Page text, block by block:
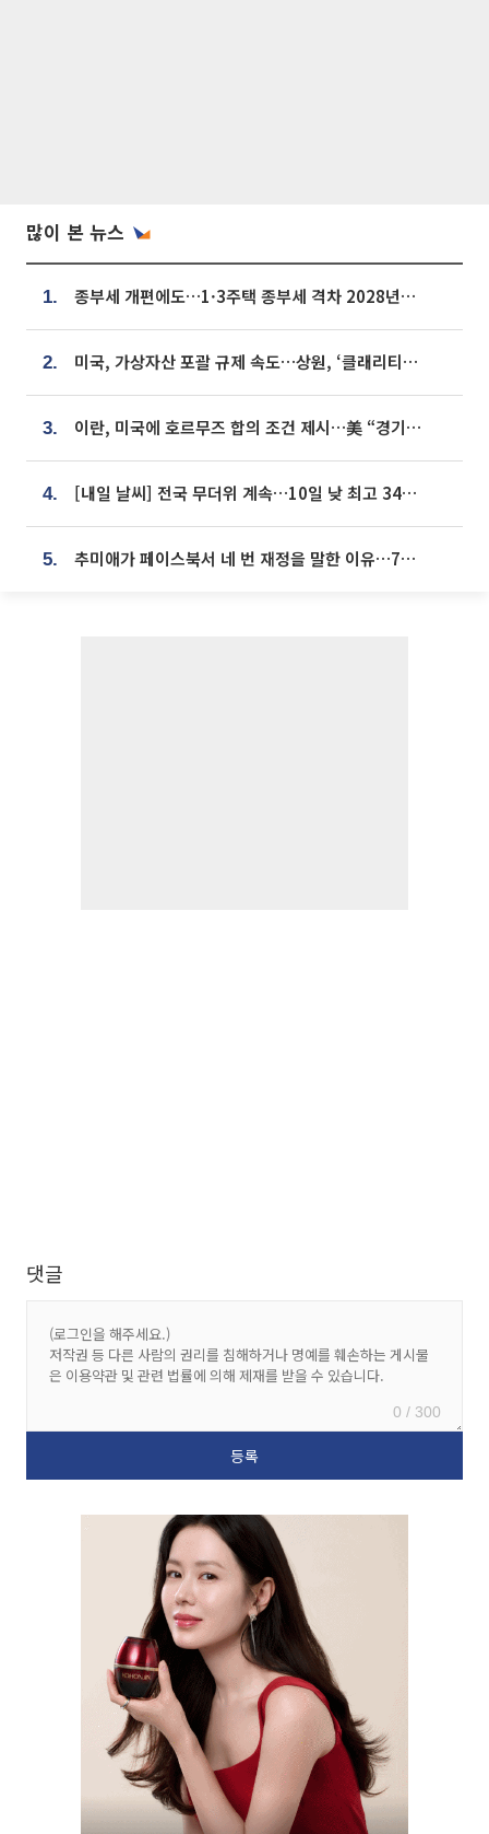
많이 본 뉴스
1. 종부세 개편에도…1·3주택 종부세 격차 2028년부터 확대
2. 미국, 가상자산 포괄 규제 속도…상원, ‘클래리티법’ 9월 절차투표 추진
3. 이란, 미국에 호르무즈 합의 조건 제시…美 “경기 아직 안 끝나” [종합]
4. [내일 날씨] 전국 무더위 계속…10일 낮 최고 34도 육박
5. 추미애가 페이스북서 네 번 재정을 말한 이유…7700억 추경 열쇠는 도의회에
댓글
0 / 300